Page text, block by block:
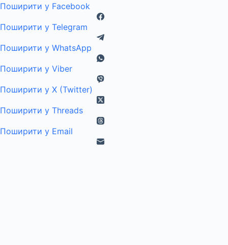
Поширити у Facebook
Поширити у Telegram
Поширити у WhatsApp
Поширити у Viber
Поширити у X (Twitter)
Поширити у Threads
Поширити у Email